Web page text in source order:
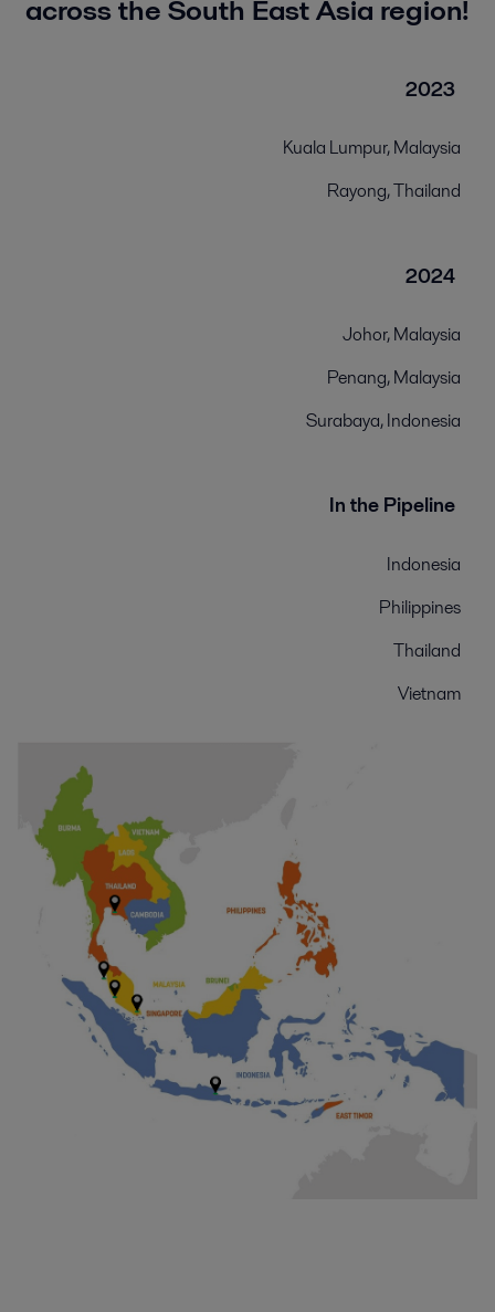
across the South East Asia region!
2023
Kuala Lumpur, Malaysia
Rayong, Thailand
2024
Johor, Malaysia
Penang, Malaysia
Surabaya, Indonesia
In the Pipeline
Indonesia
Philippines
Thailand
Vietnam